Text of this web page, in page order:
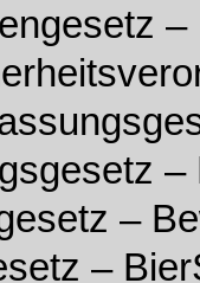
–
–
–
–